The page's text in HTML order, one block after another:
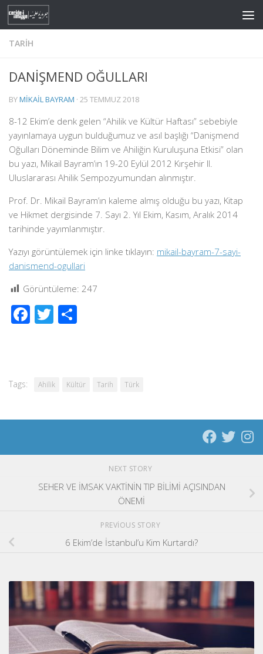
Skip to content
TARIH
DANİŞMEND OĞULLARI
BYMIKAIL BAYRAM · 25 TEMMUZ 2018
8-12 Ekim’e denk gelen “Ahilik ve Kültür Haftası” sebebiyle
yayınlamaya uygun bulduğumuz ve asıl başlığı “Danişmend
Oğulları Döneminde Bilim ve Ahiliğin Kuruluşuna Etkisi” olan
bu yazı, Mikail Bayram’ın 19-20 Eylül 2012 Kırşehir II.
Uluslararası Ahilik Sempozyumundan alınmıştır.
Prof. Dr. Mikail Bayram’ın kaleme almış olduğu bu yazı, Kitap
ve Hikmet dergisinde 7. Sayı 2. Yıl Ekim, Kasım, Aralık 2014
tarihinde yayımlanmıştır.
Yazıyı görüntülemek için linke tıklayın: mikail-bayram-7-sayi-
danismend-ogullari
Görüntüleme: 247
Facebook
Twitter
Tags: Ahilik Kültür Tarih Türk
NEXT STORY
SEHER VE İMSAK VAKTİNİN TIP BİLİMİ AÇISINDAN
ÖNEMİ
PREVIOUS STORY
6 Ekim’de İstanbul’u Kim Kurtardı?